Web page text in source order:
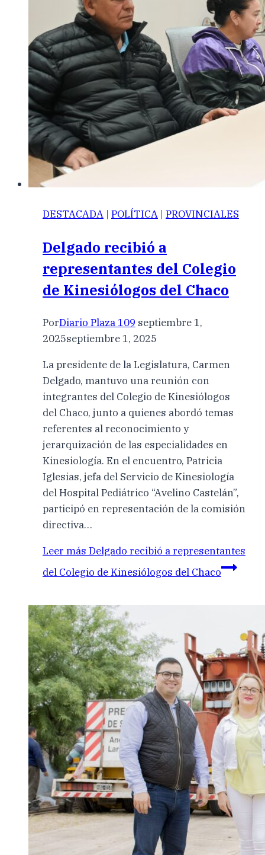
DESTACADA | POLÍTICA | PROVINCIALES
Delgado recibió a
representantes del Colegio
de Kinesiólogos del Chaco
PorDiario Plaza 109 septiembre 1,
2025septiembre 1, 2025
La presidente de la Legislatura, Carmen
Delgado, mantuvo una reunión con
integrantes del Colegio de Kinesiólogos
del Chaco, junto a quienes abordó temas
referentes al reconocimiento y
jerarquización de las especialidades en
Kinesiología. En el encuentro, Patricia
Iglesias, jefa del Servicio de Kinesiología
del Hospital Pediátrico “Avelino Castelán”,
participó en representación de la comisión
directiva…
Leer más Delgado recibió a representantes
del Colegio de Kinesiólogos del Chaco